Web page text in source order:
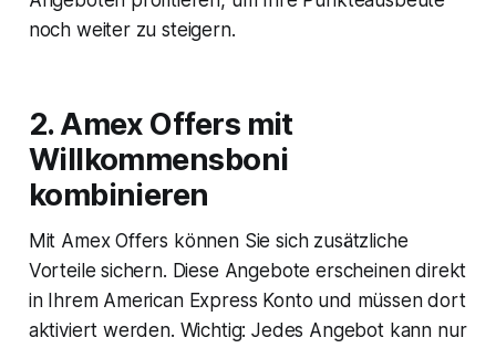
noch weiter zu steigern.
2. Amex Offers mit
Willkommensboni
kombinieren
Mit Amex Offers können Sie sich zusätzliche
Vorteile sichern. Diese Angebote erscheinen direkt
in Ihrem American Express Konto und müssen dort
aktiviert werden. Wichtig: Jedes Angebot kann nur